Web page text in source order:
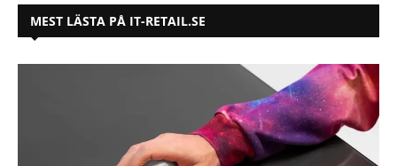
MEST LÄSTA PÅ IT-RETAIL.SE